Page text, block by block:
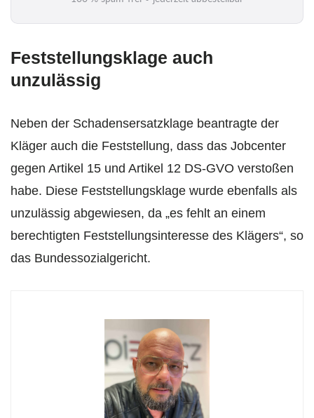
l
*
Feststellungsklage auch
unzulässig
Neben der Schadensersatzklage beantragte der
Kläger auch die Feststellung, dass das Jobcenter
gegen Artikel 15 und Artikel 12 DS-GVO verstoßen
habe. Diese Feststellungsklage wurde ebenfalls als
unzulässig abgewiesen, da „es fehlt an einem
berechtigten Feststellungsinteresse des Klägers“, so
das Bundessozialgericht.